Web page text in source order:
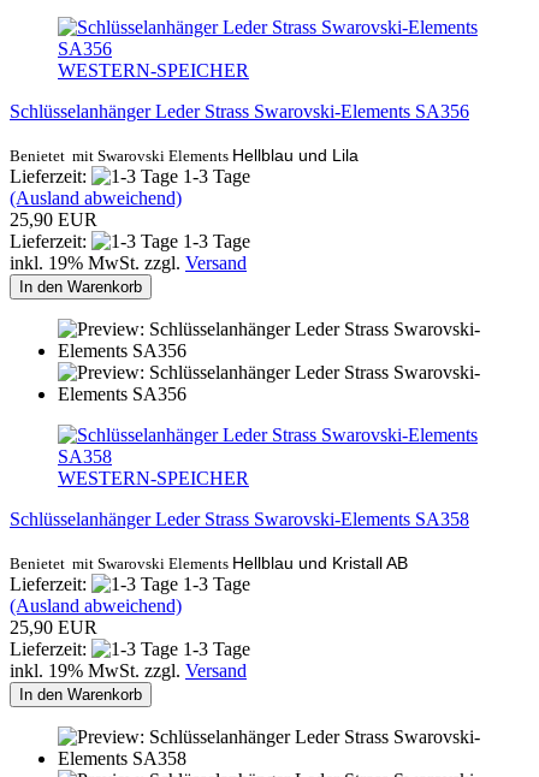
WESTERN-SPEICHER
Schlüsselanhänger Leder Strass Swarovski-Elements SA356
Benietet mit Swarovski Elements Hellblau und Lila
Lieferzeit:
1-3 Tage
(Ausland abweichend)
25,90 EUR
Lieferzeit:
1-3 Tage
inkl. 19% MwSt. zzgl. Versand
In den Warenkorb
WESTERN-SPEICHER
Schlüsselanhänger Leder Strass Swarovski-Elements SA358
Benietet mit Swarovski Elements Hellblau und Kristall AB
Lieferzeit:
1-3 Tage
(Ausland abweichend)
25,90 EUR
Lieferzeit:
1-3 Tage
inkl. 19% MwSt. zzgl. Versand
In den Warenkorb